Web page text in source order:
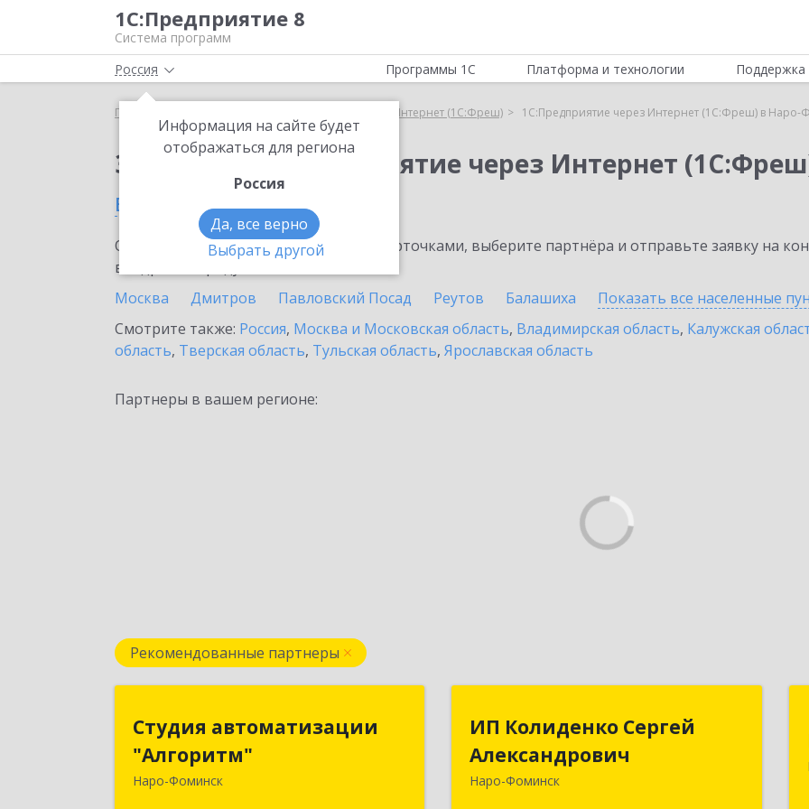
1С:Предприятие 8
Система программ
Россия
Информация на сайте будет
отображаться для региона
Россия
Да, все верно
Выбрать другой
Программы 1С Платформа и технологии Поддержка
Главная 1С:Предприятие через Интернет (1С:Фреш) 1С:Предприятие через Интернет (1С:Фреш) в Наро-
Заказать 1С:Предприятие через Интернет
в Наро-Фоминске
Ознакомьтесь с информационными карточками, выберите партнёра и отправьте заявку на
внедрение продукта.
Москва
Дмитров Павловский Посад Реутов Балашиха Показать все населенные
Смотрите также: Россия, Москва и Московская область, Владимирская область, Калужская
область, Тверская область, Тульская область, Ярославская область
Партнеры в вашем регионе:
Рекомендованные партнеры
Студия автоматизации
"Алгоритм"
Наро-Фоминск
"Алгоритм"
143306, Московская обл, г.о. Наро-
ИП Колиденко Сергей
Александрович
Наро-Фоминск
ИП Колиденко Сергей
Александрович
143300, Московская обл, Наро-